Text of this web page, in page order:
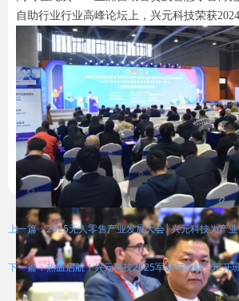
自助行业行业高峰论坛上，兴元科技荣获
上一篇：2025无人零售产业发展大会│兴元科技为产
下一篇：热血启航！兴元科技2025军训与领航一班开